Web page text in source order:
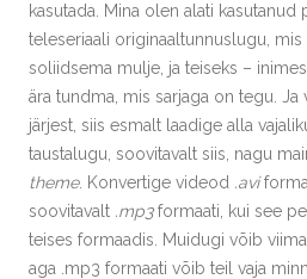
kasutada. Mina olen alati kasutanud
teleseriaali originaaltunnuslugu,
soliidsema mulje, ja teiseks –
ära tundma, mis sarjaga on tegu. Ja
järjest, siis esmalt laadige alla
taustalugu, soovitavalt siis, nagu
theme. Konvertige videod .avi
soovitavalt .mp3formaati, kui see
teises formaadis. Muidugi võib
aga .mp3 formaati võib teil vaja